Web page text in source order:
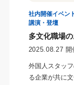
社内開催イベン
講演・登壇
多文化職場
2025.08.27 開
外国人スタッ
る企業が共に